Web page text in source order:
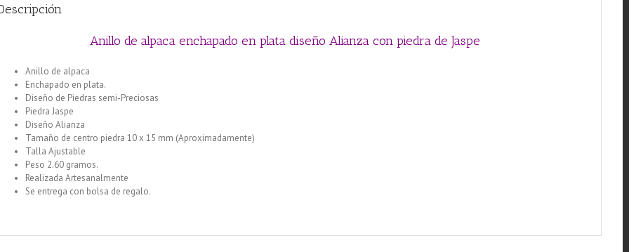
Anillo de alpaca enchapado en plata diseño Alianza con piedra de Jaspe
Anillo de alpaca
Enchapado en plata.
Diseño de Piedras semi-Preciosas
Piedra Jaspe
Diseño Alianza
Tamaño de centro piedra 10 x 15 mm (Aproximadamente)
Talla Ajustable
Peso 2.60 gramos.
Realizada Artesanalmente
Se entrega con bolsa de regalo.